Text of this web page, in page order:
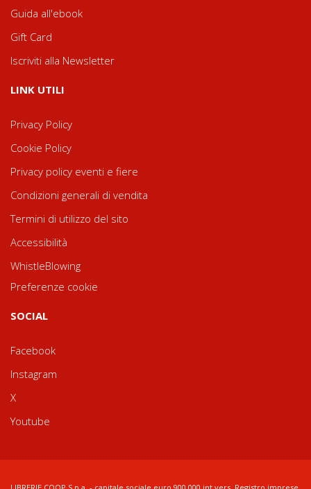
Guida all'ebook
Gift Card
Iscriviti alla Newsletter
LINK UTILI
Privacy Policy
Cookie Policy
Privacy policy eventi e fiere
Condizioni generali di vendita
Termini di utilizzo del sito
Accessibilità
WhistleBlowing
Preferenze cookie
SOCIAL
Facebook
Instagram
X
Youtube